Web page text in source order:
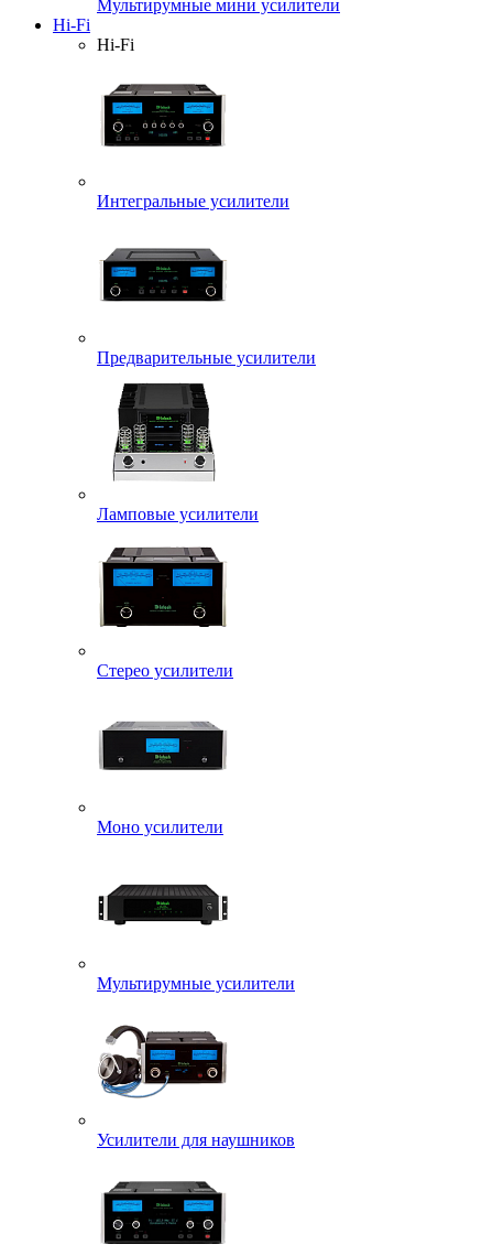
Мультирумные мини усилители
Hi-Fi
Hi-Fi
Интегральные усилители
Предварительные усилители
Ламповые усилители
Стерео усилители
Моно усилители
Мультирумные усилители
Усилители для наушников